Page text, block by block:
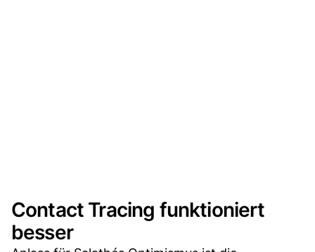
Contact Tracing funktioniert
besser